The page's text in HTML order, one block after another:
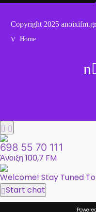
Copyright 2025
Home
698 55 70 111
Άνοιξη 100,7 FM
Welcome! Stay Tuned To
Start chat